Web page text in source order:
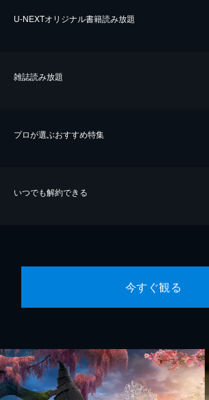
U-NEXTオリジナル書籍読み放題
雑誌読み放題
プロが選ぶおすすめ特集
いつでも解約できる
今すぐ観る